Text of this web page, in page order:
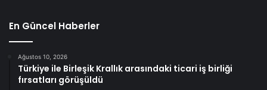
En Güncel Haberler
Ağustos 10, 2026
Türkiye ile Birleşik Krallık arasındaki ticari iş birliği
fırsatları görüşüldü